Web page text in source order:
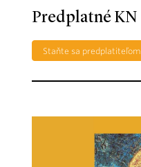
Predplatné KN
Staňte sa predplatiteľom